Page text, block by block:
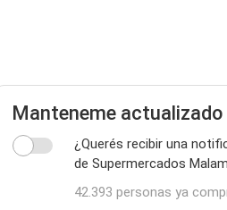
Manteneme actualizado
¿Querés recibir una
de Supermercados
42.393 personas ya